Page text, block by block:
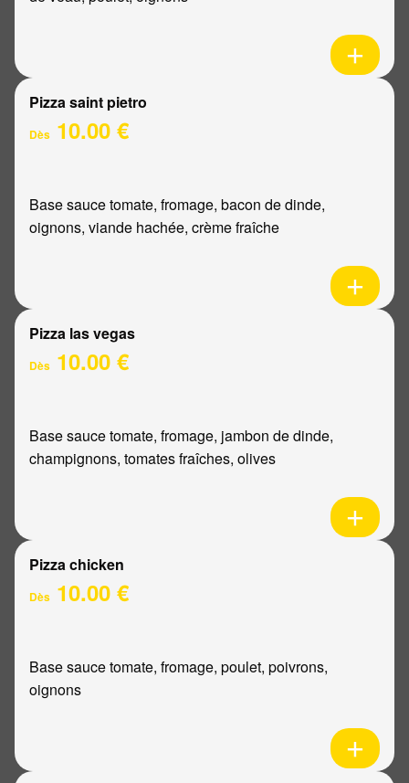
Pizza saint pietro
Dès 10.00 €
Base sauce tomate, fromage, bacon de dinde,
oignons, viande hachée, crème fraîche
Pizza las vegas
Dès 10.00 €
Base sauce tomate, fromage, jambon de dinde,
champignons, tomates fraîches, olives
Pizza chicken
Dès 10.00 €
Base sauce tomate, fromage, poulet, poivrons,
oignons